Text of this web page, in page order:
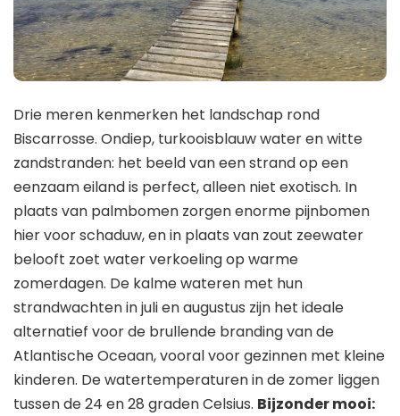
Drie meren kenmerken het landschap rond
Biscarrosse. Ondiep, turkooisblauw water en witte
zandstranden: het beeld van een strand op een
eenzaam eiland is perfect, alleen niet exotisch. In
plaats van palmbomen zorgen enorme pijnbomen
hier voor schaduw, en in plaats van zout zeewater
belooft zoet water verkoeling op warme
zomerdagen. De kalme wateren met hun
strandwachten in juli en augustus zijn het ideale
alternatief voor de brullende branding van de
Atlantische Oceaan, vooral voor gezinnen met kleine
kinderen. De watertemperaturen in de zomer liggen
tussen de 24 en 28 graden Celsius. Bijzonder mooi: